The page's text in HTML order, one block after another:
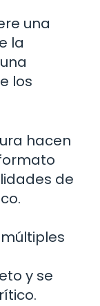
una
la
los
hacen
de
y se